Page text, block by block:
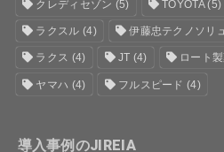
クレディセゾン (5) TOYOTA(5)
ラクスル (4) 伊藤忠テクノソリ
ラクス (4) JT (4) ロート
ヤマハ (4) フルスピード (4)
導入事例のJIREIA